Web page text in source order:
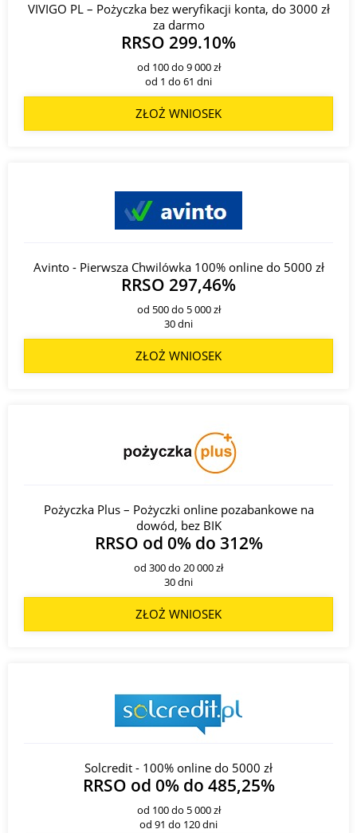
VIVIGO PL – Pożyczka bez weryfikacji konta, do 3000 zł
za darmo
RRSO 299.10%
od 100 do 9 000 zł
od 1 do 61 dni
ZŁOŻ WNIOSEK
Avinto - Pierwsza Chwilówka 100% online do 5000 zł
RRSO 297,46%
od 500 do 5 000 zł
30 dni
ZŁOŻ WNIOSEK
Pożyczka Plus – Pożyczki online pozabankowe na
dowód, bez BIK
RRSO od 0% do 312%
od 300 do 20 000 zł
30 dni
ZŁOŻ WNIOSEK
Solcredit - 100% online do 5000 zł
RRSO od 0% do 485,25%
od 100 do 5 000 zł
od 91 do 120 dni